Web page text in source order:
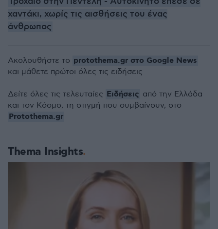
χαντάκι, χωρίς τις αισθήσεις του ένας
άνθρωπος
Thema Insights
Ακολουθήστε το protothema.gr στο Google News
και μάθετε πρώτοι όλες τις ειδήσεις
Δείτε όλες τις τελευταίες Ειδήσεις από την Ελλάδα
και τον Κόσμο, τη στιγμή που συμβαίνουν, στο
Protothema.gr